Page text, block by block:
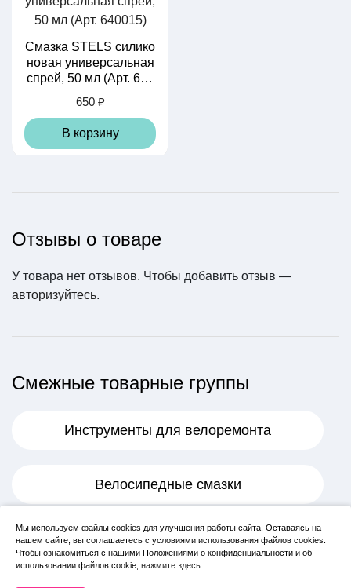
Смазка STELS силико
новая универсальная
спрей, 50 мл (Арт. 640
650 ₽
В корзину
heel, 3 скорости (Арт.
XTC-401-10859)
ростей, 1/2"х3/32", 112
звеньев, соединитель
ный пин 8мм, коричне
вая (50)
650 ₽
Отзывы о товаре
У товара нет отзывов. Чтобы добавить отзыв —
авторизуйтесь.
Смежные товарные группы
Инструменты для велоремонта
Велосипедные смазки
Системы, шатуны
Мы используем файлы cookies для улучшения работы сайта. Оставаясь на
нашем сайте, вы соглашаетесь с условиями использования файлов cookies.
Чтобы ознакомиться с нашими Положениями о конфиденциальности и об
использовании файлов cookie, нажмите здесь